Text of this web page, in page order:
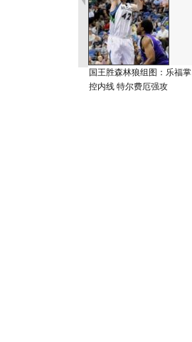
国王胜森林狼组图：乐福掌
控内线 特尔费厄强攻